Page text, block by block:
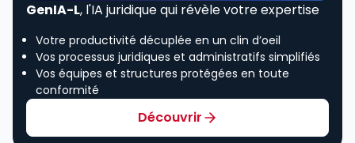
GenIA-L, l'IA juridique qui révèle votre expertise
Votre productivité décuplée en un clin d’oeil
Vos processus juridiques et administratifs simplifiés
Vos équipes et structures protégées en toute
conformité
Découvrir